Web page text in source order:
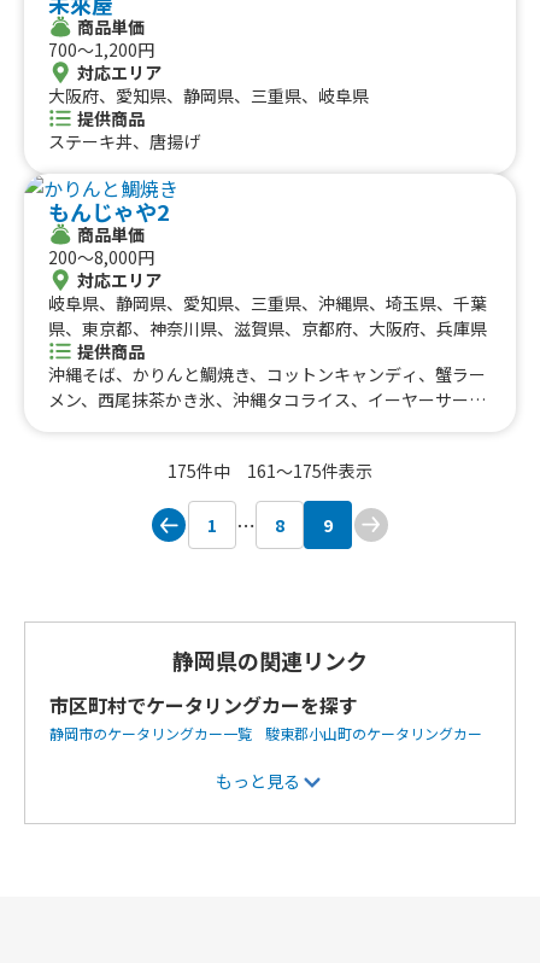
たま＿オリーブフランク、みたま＿バジルフランク、みた
ま＿ベルジャンフリッツ、豚角煮丼、冷やし鶏白湯ラーメ
ン、帯広豚丼、北海道ザンギ、北海道ポテト、北海道ザン
ギのタルタルチキン南蛮丼、ベルジャンフリッツ、ワイル
ドフランク(バジル・スパイシー・BBQ・オリーブ)、ロン
グチュロス、雪いちご、太閤唐揚げ、霜降り牛タン串、牛
金鯱キーマカレー、極みレアチャーシュー丼、炙りチャー
シュー丼、ルーロー飯、油淋鶏、元祖釜玉ラーメン、アサ
ヒマルエフ生ビール、ベルギービール、ベルギービール
商品単価
700〜1,200円
対応エリア
大阪府、愛知県、静岡県、三重県、岐阜県
提供商品
ステーキ丼、唐揚げ
もんじゃや2
商品単価
200〜8,000円
対応エリア
岐阜県、静岡県、愛知県、三重県、沖縄県、埼玉県、千葉
県、東京都、神奈川県、滋賀県、京都府、大阪府、兵庫県
提供商品
沖縄そば、かりんと鯛焼き、コットンキャンディ、蟹ラー
メン、西尾抹茶かき氷、沖縄タコライス、イーヤーサーサ
団子、串カツカレー、沖縄島マースポテトフライ、田原ポ
ーク霜降りフランク、碧海唐揚げ、七色のたこ焼き、名古
屋ドテ味噌串カツ、台湾まぜそば、韓国プルコギ丼、中華
そば、ポパイカレー、嫁ニーのサーターアンダギー、沖縄
175件中 161〜175件表示
1 8 9
静岡県の関連リンク
市区町村でケータリングカーを探す
静岡市のケータリングカー一覧
駿東郡小山町のケータリングカー
島田市のケータリングカー一覧
一覧
掛川市のケータリングカー一覧
下田市のケータリングカー
もっと見る